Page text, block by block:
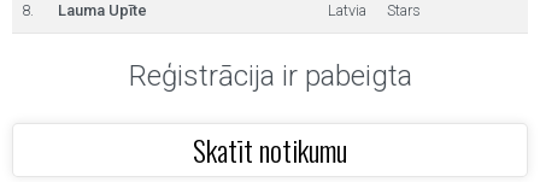
8. Lauma Upīte Latvia Stars
Reģistrācija ir pabeigta
Skatīt notikumu